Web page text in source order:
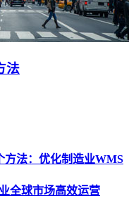
法
方法：优化制造业WMS
全球市场高效运营